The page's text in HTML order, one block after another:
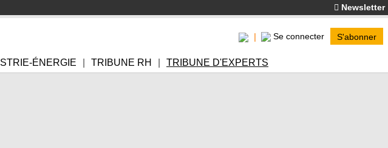
Newsletter
Se connecter S'abonner
ÉNERGIE TRIBUNE RH TRIBUNE D'EXPERTS